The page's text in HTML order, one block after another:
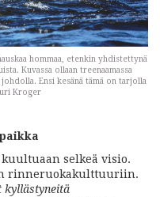
hommaa, etenkin yhdistettynä
Kuvassa ollaan treenaamassa
Ensi kesänä tämä on tarjolla
Kroger
selkeä visio.
rinneruokakulttuuriin.
kyllästyneitä